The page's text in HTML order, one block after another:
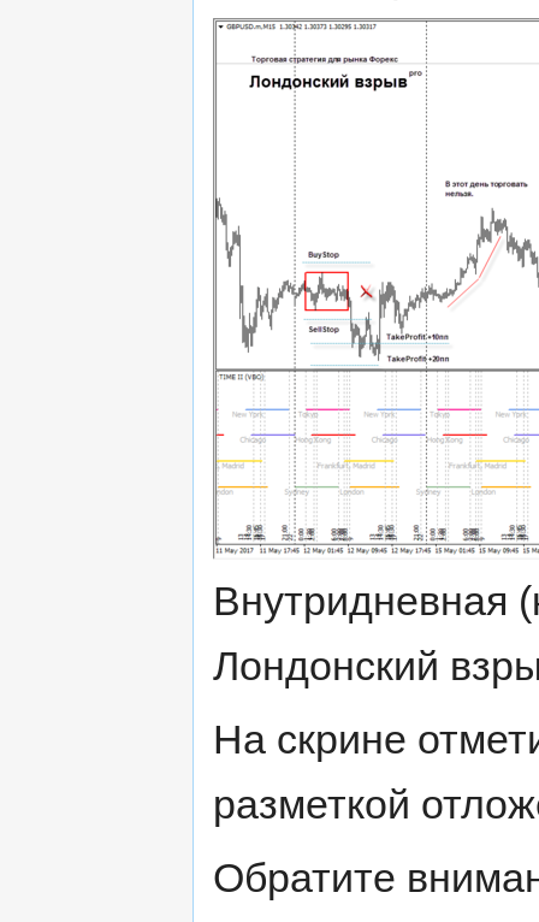
Внутридневная
Лондонский
На скрине
разметкой
Обратите